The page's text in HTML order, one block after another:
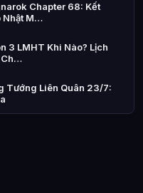
Chapter 68: Kết
Nhật M…
3 LMHT Khi Nào? Lịch
Ch…
Tướng Liên Quân 23/7: